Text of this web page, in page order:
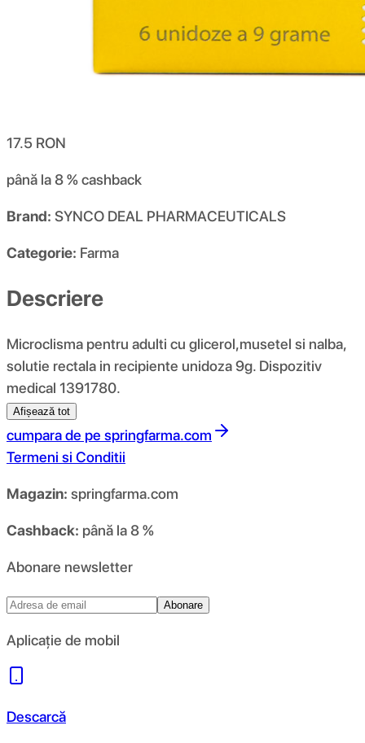
17.5 RON
până la 8 %cashback
Brand: SYNCO DEAL PHARMACEUTICALS
Categorie: Farma
Descriere
Microclisma pentru adulti cu glicerol,musetel si nalba,
solutie rectala in recipiente unidoza 9g. Dispozitiv
medical 1391780.
Afișează tot
cumpara de pe springfarma.com
Termeni si Conditii
Magazin: springfarma.com
Cashback: până la 8 %
Abonare newsletter
Abonare
Aplicație de mobil
Descarcă